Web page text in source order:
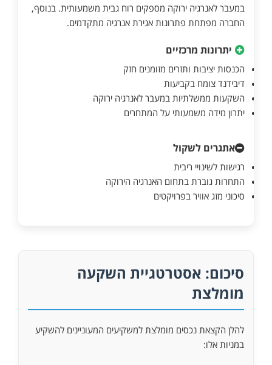
במעבר לאנרגיה ירוקה מספקים רוח גבית משמעותית. בנוסף,
החברה מפתחת פתרונות אגירת אנרגיה מתקדמים.
יתרונות מרכזיים
הכנסות יציבות ותזרים מזומנים חזק
דיבידנד צומח בקביעות
השקעות ממשלתיות במעבר לאנרגיה ירוקה
יתרון מידה משמעותי על המתחרים
אתגרים לשקול
רגישות לשינויי ריבית
התחרות גוברת בתחום האנרגיה הירוקה
סיכוני מזג אוויר בפרויקטים
סיכום: אסטרטגיית השקעה
מומלצת
להלן הקצאת נכסים מומלצת למשקיעים המעוניינים להשקיע
במניות אלו: